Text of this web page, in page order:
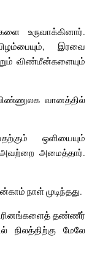
உருவாக்கினார்.
இரவை
விண்மீன்களையும்
வானத்தில்
ஒளியையும்
அவற்றை அமைத்தார்.
நாள் முடிந்தது.
தண்ணீர்
நிலத்திற்கு மேலே